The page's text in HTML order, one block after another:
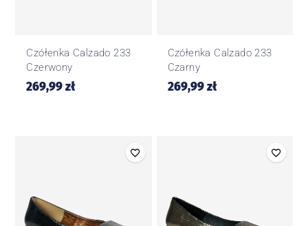
Czółenka Calzado 233
Czerwony
269,99zł
Czółenka Calzado 233
Czarny
269,99zł